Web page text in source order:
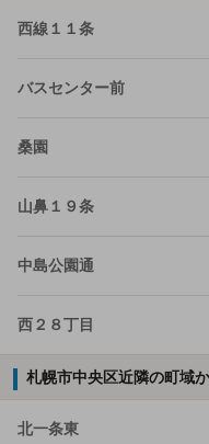
西線１１条
バスセンター前
桑園
山鼻１９条
中島公園通
西２８丁目
札幌市中央区近隣の町域
北一条東